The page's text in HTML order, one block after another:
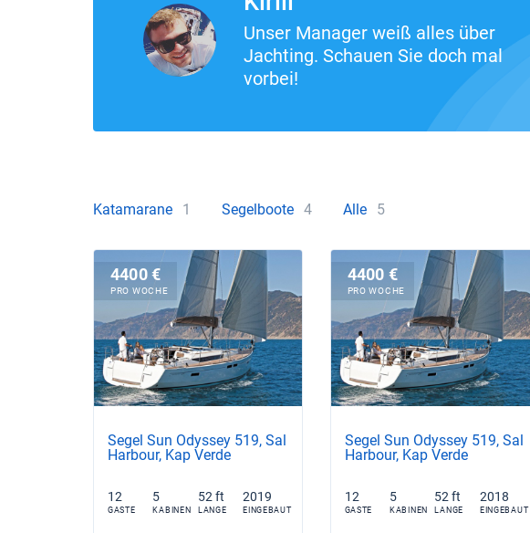
Unser Manager weiß alles über
Jachting. Schauen Sie doch mal
vorbei!
Katamarane 1 Segelboote 4 Alle 5
4400 €
PRO WOCHE
Segel Sun Odyssey 519, Sal
Harbour, Kap Verde
12
GASTE
5
KABINEN
52 ft
LANGE
2019
EINGEBAUT
4400 €
PRO WOCHE
Segel Sun Odyssey 519, Sal
Harbour, Kap Verde
12
GASTE
5
KABINEN
52 ft
LANGE
2018
EINGEBAUT